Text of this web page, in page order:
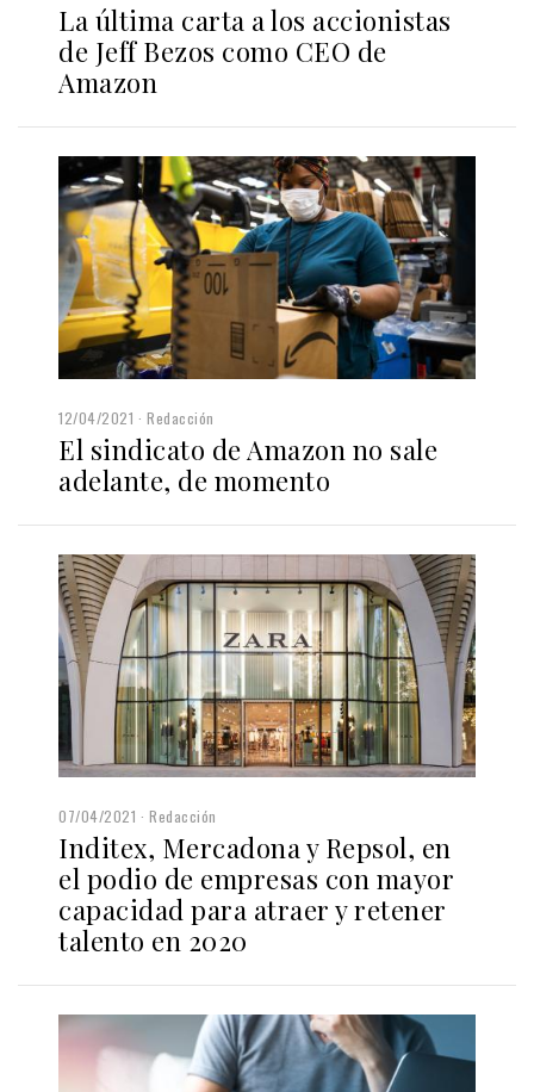
La última carta a los accionistas
de Jeff Bezos como CEO de
Amazon
12/04/2021 Redacción
El sindicato de Amazon no sale
adelante, de momento
07/04/2021 Redacción
Inditex, Mercadona y Repsol, en
el podio de empresas con mayor
capacidad para atraer y retener
talento en 2020